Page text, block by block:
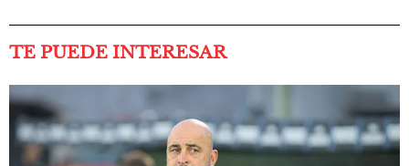
TE PUEDE INTERESAR